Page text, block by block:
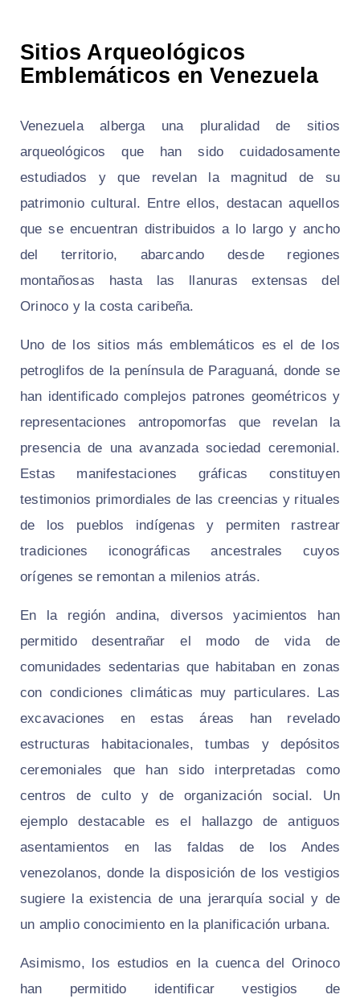
Sitios Arqueológicos
Emblemáticos en Venezuela
Venezuela alberga una pluralidad de sitios
arqueológicos que han sido cuidadosamente
estudiados y que revelan la magnitud de su
patrimonio cultural. Entre ellos, destacan aquellos
que se encuentran distribuidos a lo largo y ancho
del territorio, abarcando desde regiones
montañosas hasta las llanuras extensas del
Orinoco y la costa caribeña.
Uno de los sitios más emblemáticos es el de los
petroglifos de la península de Paraguaná, donde se
han identificado complejos patrones geométricos y
representaciones antropomorfas que revelan la
presencia de una avanzada sociedad ceremonial.
Estas manifestaciones gráficas constituyen
testimonios primordiales de las creencias y rituales
de los pueblos indígenas y permiten rastrear
tradiciones iconográficas ancestrales cuyos
orígenes se remontan a milenios atrás.
En la región andina, diversos yacimientos han
permitido desentrañar el modo de vida de
comunidades sedentarias que habitaban en zonas
con condiciones climáticas muy particulares. Las
excavaciones en estas áreas han revelado
estructuras habitacionales, tumbas y depósitos
ceremoniales que han sido interpretadas como
centros de culto y de organización social. Un
ejemplo destacable es el hallazgo de antiguos
asentamientos en las faldas de los Andes
venezolanos, donde la disposición de los vestigios
sugiere la existencia de una jerarquía social y de
un amplio conocimiento en la planificación urbana.
Asimismo, los estudios en la cuenca del Orinoco
han permitido identificar vestigios de